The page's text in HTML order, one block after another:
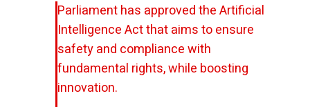
Parliament has approved the Artificial
Intelligence Act that aims to ensure
safety and compliance with
fundamental rights, while boosting
innovation.